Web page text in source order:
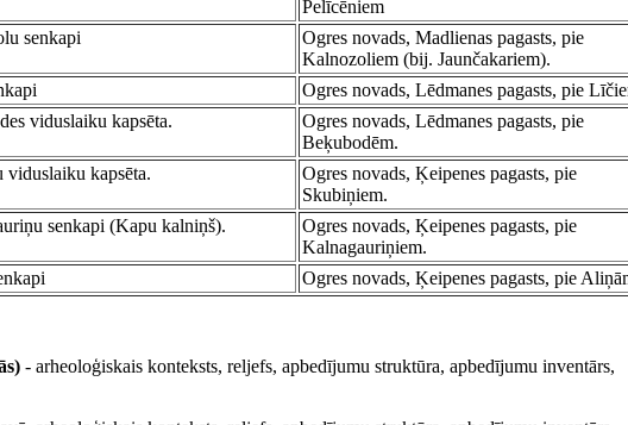
Pelīcēniem
senkapi
Ogres novads, Madlienas pagasts, pie
Kalnozoliem (bij. Jaunčakariem).
Ogres novads, Lēdmanes pagasts, pie
viduslaiku kapsēta.
Ogres novads, Lēdmanes pagasts, pie
Beķubodēm.
viduslaiku kapsēta.
Ogres novads, Ķeipenes pagasts, pie
Skubiņiem.
senkapi (Kapu kalniņš).
Ogres novads, Ķeipenes pagasts, pie
Kalnagauriņiem.
Ogres novads, Ķeipenes pagasts, pie
- arheoloģiskais konteksts, reljefs, apbedījumu struktūra, apbedījumu inventārs,